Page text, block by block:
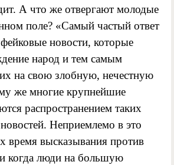
А что же отвергают молодые
поле? «Самый частый ответ
новости, которые
народ и тем самым
на свою злобную, нечестную
же многие крупнейшие
распространением таких
Неприемлемо в это
время высказывания против
когда люди на большую